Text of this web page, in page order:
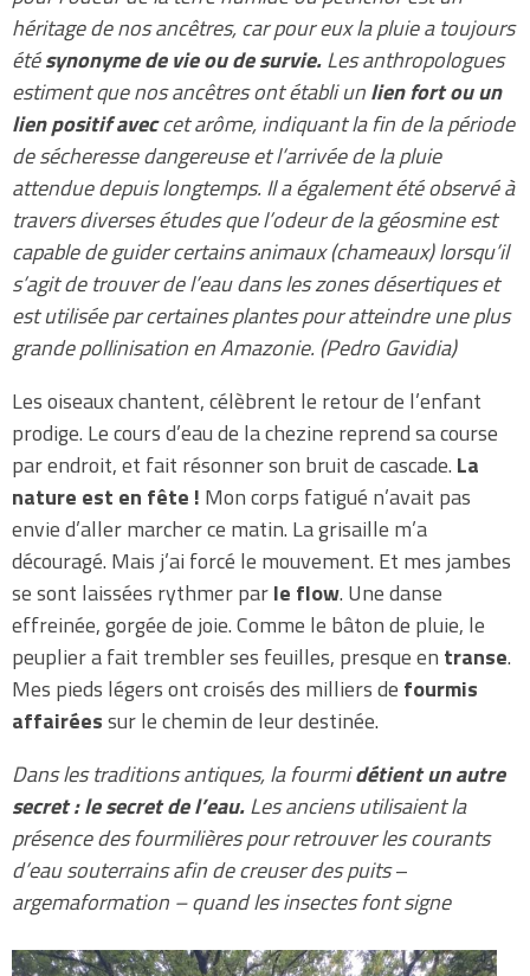
héritage de nos ancêtres, car pour eux la pluie a toujours
étésynonyme de vie ou de survie.Les anthropologues
estiment que nos ancêtres ont établi unlien fort ou un
lien positif aveccet arôme, indiquant la fin de la période
de sécheresse dangereuse et l’arrivée de la pluie
attendue depuis longtemps. Il a également été observé à
travers diverses études que l’odeur de la géosmine est
capable de guider certains animaux (chameaux) lorsqu’il
s’agit de trouver de l’eau dans les zones désertiques et
est utilisée par certaines plantes pour atteindre une plus
grande pollinisation en Amazonie. (Pedro Gavidia)
Les oiseaux chantent, célèbrent le retour de l’enfant
prodige. Le cours d’eau de la chezine reprend sa course
par endroit, et fait résonner son bruit de cascade. La
nature est en fête ! Mon corps fatigué n’avait pas
envie d’aller marcher ce matin. La grisaille m’a
découragé. Mais j’ai forcé le mouvement. Et mes jambes
se sont laissées rythmer parle flow. Une danse
effreinée, gorgée de joie. Comme le bâton de pluie, le
peuplier a fait trembler ses feuilles, presque en transe.
Mes pieds légers ont croisés des milliers de fourmis
affairéessur le chemin de leur destinée.
Dans les traditions antiques, la fourmidétient un autre
secret : le secret de l’eau.Les anciens utilisaient la
présence des fourmilières pour retrouver les courants
d’eau souterrains afin de creuser des puits–
argemaformation – quand les insectes font signe